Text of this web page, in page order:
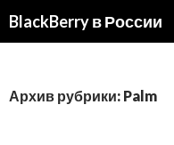
BlackBerry в России
Архив рубрики: Palm